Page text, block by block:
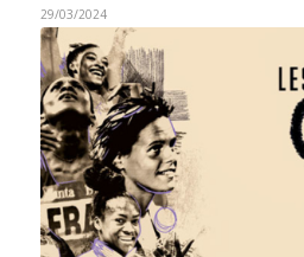
29/03/2024